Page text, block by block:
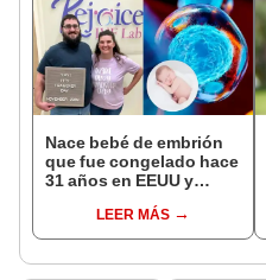
Nace bebé de embrión
que fue congelado hace
31 años en EEUU y
en el uso de la
fecundación in vitro
LEER MÁS